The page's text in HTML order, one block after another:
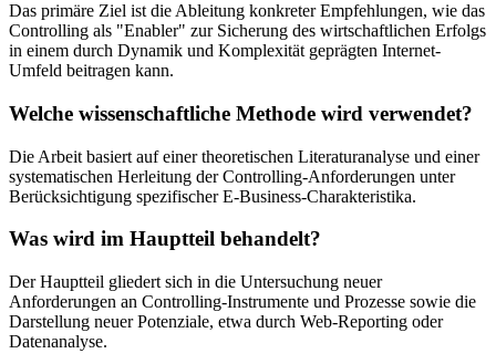
Das primäre Ziel ist die Ableitung konkreter Empfehlungen, wie das
Controlling als "Enabler" zur Sicherung des wirtschaftlichen Erfolgs
in einem durch Dynamik und Komplexität geprägten Internet-
Umfeld beitragen kann.
Welche wissenschaftliche Methode wird verwendet?
Die Arbeit basiert auf einer theoretischen Literaturanalyse und einer
systematischen Herleitung der Controlling-Anforderungen unter
Berücksichtigung spezifischer E-Business-Charakteristika.
Was wird im Hauptteil behandelt?
Der Hauptteil gliedert sich in die Untersuchung neuer
Anforderungen an Controlling-Instrumente und Prozesse sowie die
Darstellung neuer Potenziale, etwa durch Web-Reporting oder
Datenanalyse.